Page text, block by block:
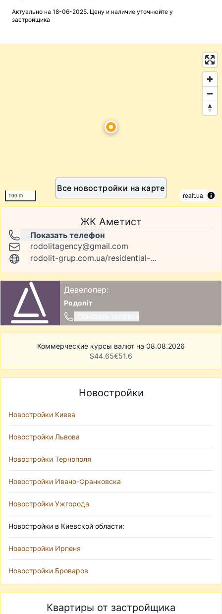
Актуально на 18-06-2025. Цену и наличие уточнюйте у
застройщика
100 m realt.ua
Все новостройки на карте
ЖК Аметист
Показать телефон
rodolitagency@gmail.com
rodolit-grup.com.ua/residential-complex/ametyst/
Девелопер:
Родоліт
Коммерческие курсы валют на 08.08.2026
$44.65€51.6
Новостройки
Новостройки Киева
Новостройки Львова
Новостройки Тернополя
Новостройки Ивано-Франковска
Новостройки Ужгорода
Новостройки в Киевской области:
Новостройки Ирпеня
Новостройки Броваров
Квартиры от застройщика